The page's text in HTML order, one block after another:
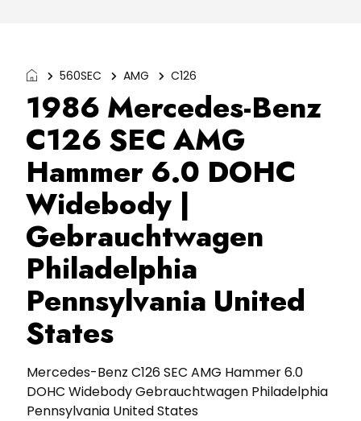
560SEC AMG C126
1986 Mercedes-Benz
C126 SEC AMG
Hammer 6.0 DOHC
Widebody |
Gebrauchtwagen
Philadelphia
Pennsylvania United
States
Mercedes-Benz C126 SEC AMG Hammer 6.0
DOHC Widebody Gebrauchtwagen Philadelphia
Pennsylvania United States